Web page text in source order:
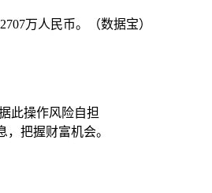
万人民币。（数据宝）
此操作风险自担
把握财富机会。